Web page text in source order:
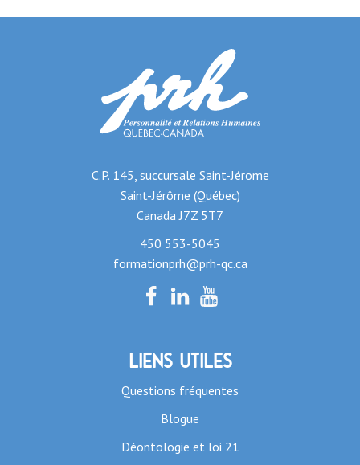
C.P. 145, succursale Saint-Jérome
Saint-Jérôme (Québec)
Canada J7Z 5T7
450 553-5045
formationprh@prh-qc.ca
Liens utiles
Questions fréquentes
Blogue
Déontologie et loi 21